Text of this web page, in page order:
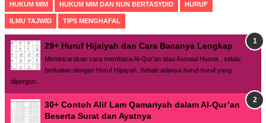
HUKUM MIM HUKUM MIM DAN NUN BERTASYDID HURUF
ILMU TAJWID TIPS MENGHAFAL
29+ Huruf Hijaiyah dan Cara Bacanya Lengkap
Membicarakan cara membaca Al-Qur’an atau Asmaul Husna , selalu
berkaitan dengan Huruf Hijaiyah. Sebab adanya huruf-huruf yang
dipergun...
30+ Contoh Alif Lam Qamariyah dalam Al-Qur’an
Beserta Surat dan Ayatnya